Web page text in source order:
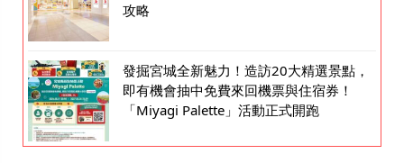
攻略
發掘宮城全新魅力！造訪20大精選景點，
即有機會抽中免費來回機票與住宿券！
「Miyagi Palette」活動正式開跑